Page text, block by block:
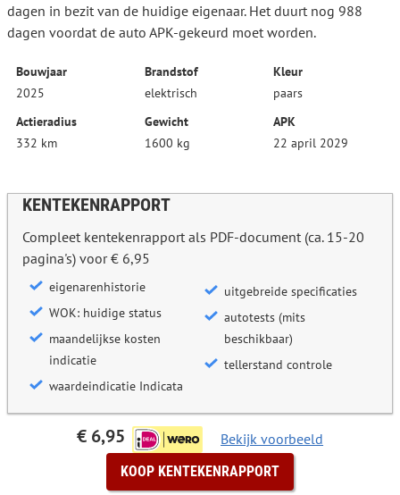
dagen in bezit van de huidige eigenaar. Het duurt nog 988
dagen voordat de auto APK-gekeurd moet worden.
Bouwjaar
2025
Brandstof
elektrisch
Kleur
paars
Actieradius
332 km
Gewicht
1600 kg
APK
22 april 2029
KENTEKENRAPPORT
Compleet kentekenrapport als PDF-document (ca. 15-20
pagina's) voor € 6,95
eigenarenhistorie
WOK: huidige status
maandelijkse kosten
indicatie
waardeindicatie Indicata
uitgebreide specificaties
autotests (mits
beschikbaar)
tellerstand controle
€ 6,95 Bekijk voorbeeld
KOOP KENTEKENRAPPORT